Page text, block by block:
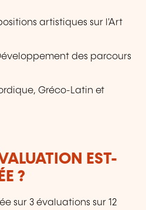
artistiques sur l'Art
des parcours
Gréco-Latin et
EST-
?
sur 3 évaluations sur 12